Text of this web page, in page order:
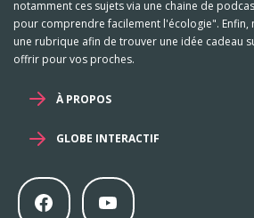
notamment ces sujets via une chaine de
pour comprendre facilement l'écologie".
une rubrique afin de trouver une idée cadeau
offrir pour vos proches.
À PROPOS
GLOBE INTERACTIF